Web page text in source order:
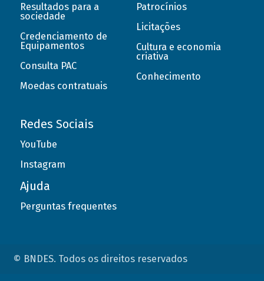
Resultados para a
sociedade
Credenciamento de
Equipamentos
Consulta PAC
Moedas contratuais
Patrocínios
Licitações
Cultura e economia
criativa
Conhecimento
Redes Sociais
YouTube
Instagram
Ajuda
Perguntas frequentes
© BNDES. Todos os direitos reservados